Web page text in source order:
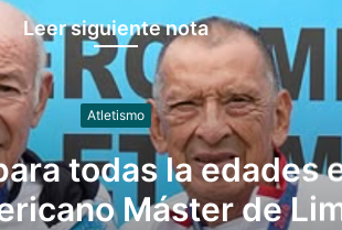
Leer siguiente nota
Taekwondo
de Argentina
de